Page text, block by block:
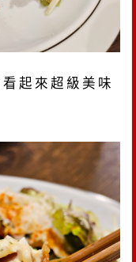
起來超級美味